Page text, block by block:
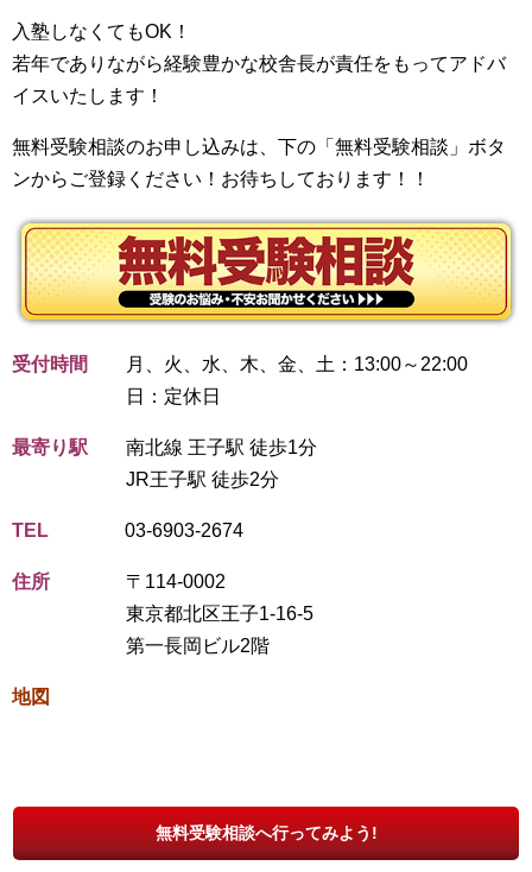
入塾しなくてもOK！
若年でありながら経験豊かな校舎長が責任をもってアドバ
イスいたします！
無料受験相談のお申し込みは、下の「無料受験相談」ボタ
ンからご登録ください！お待ちしております！！
受付時間
月、火、水、木、金、土：13:00～22:00
日：定休日
最寄り駅 南北線 王子駅 徒歩1分
JR王子駅 徒歩2分
TEL 03-6903-2674
住所 〒114-0002
東京都北区王子1-16-5
第一長岡ビル2階
地図
無料受験相談へ行ってみよう!